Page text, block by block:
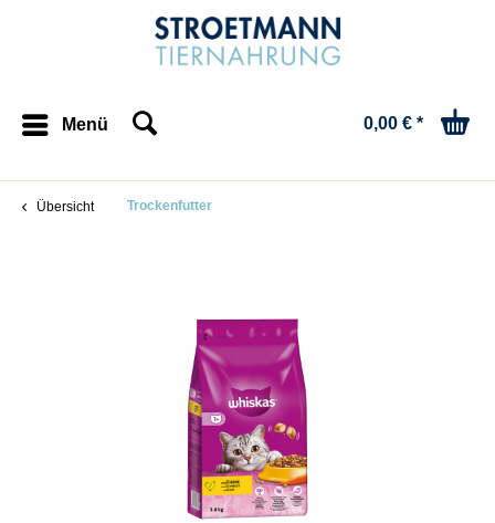
Menü 0,00 € *
Übersicht Trockenfutter